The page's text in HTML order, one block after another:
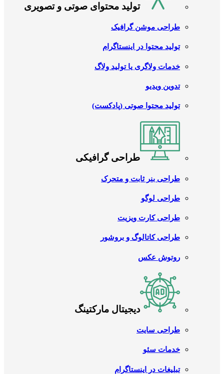
تولید محتوای صوتی و تصویری
طراحی موشن گرافیک
تولید محتوا در اینستاگرام
خدمات ولاگری یا تولید ولاگ
تدوین ویدیو
تولید محتوا صوتی (پادکست)
طراحی گرافیکی
طراحی بنر ثابت و متحرک
طراحی لوگو
طراحی کارت ویزیت
طراحی کاتالوگ و بروشور
روتوش عکس
دیجیتال مارکتینگ
طراحی سایت
خدمات سئو
تبلیغات در اینستاگرام